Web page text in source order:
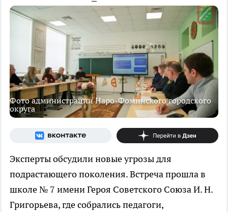
Фото администрации Наро-Фоминского городского
округа
Эксперты обсудили новые угрозы для
подрастающего поколения. Встреча прошла в
школе № 7 имени Героя Советского Союза И. Н.
Григорьева, где собрались педагоги,